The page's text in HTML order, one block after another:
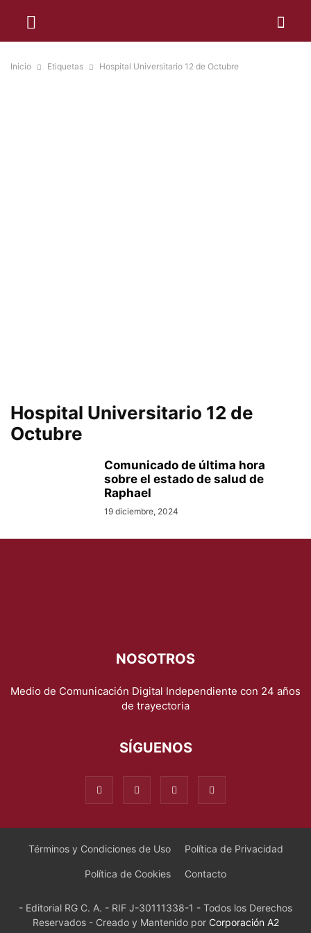
Inicio Etiquetas Hospital Universitario 12 de Octubre
Hospital Universitario 12 de
Octubre
Comunicado de última hora
sobre el estado de salud de
Raphael
19 diciembre, 2024
NOSOTROS
Medio de Comunicación Digital Independiente con 24 años
de trayectoria
SÍGUENOS
Términos y Condiciones de Uso Política de Privacidad
Política de Cookies Contacto
- Editorial RG C. A. - RIF J-30111338-1 - Todos los Derechos
Reservados - Creado y Mantenido por Corporación A2